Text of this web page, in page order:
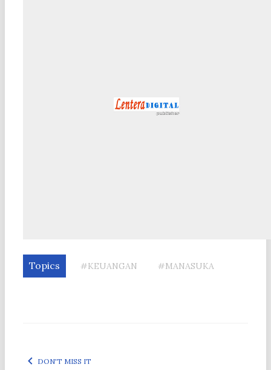
Topics #KEUANGAN #MANASUKA
DON'T MISS IT